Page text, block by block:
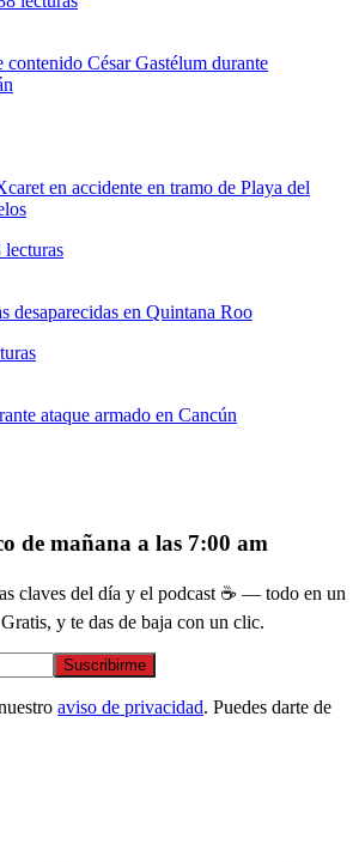
contenido César Gastélum durante
en accidente en tramo de Playa del
lecturas
desaparecidas en Quintana Roo
ataque armado en Cancún
de mañana a las 7:00 am
claves del día y el podcast ☕ — todo en un
y te das de baja con un clic.
Suscribirme
aviso de privacidad. Puedes darte de